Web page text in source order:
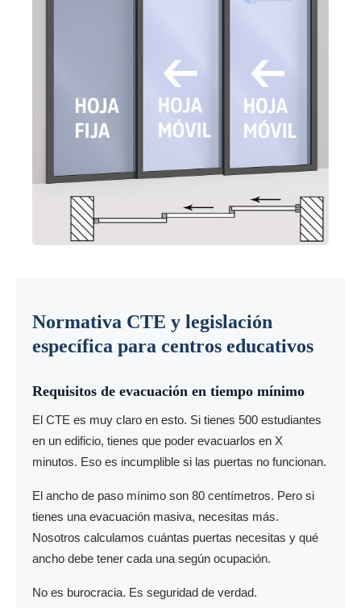
Normativa CTE y legislación
específica para centros educativos
Requisitos de evacuación en tiempo mínimo
El CTE es muy claro en esto. Si tienes 500 estudiantes
en un edificio, tienes que poder evacuarlos en X
minutos. Eso es incumplible si las puertas no funcionan.
El ancho de paso mínimo son 80 centímetros. Pero si
tienes una evacuación masiva, necesitas más.
Nosotros calculamos cuántas puertas necesitas y qué
ancho debe tener cada una según ocupación.
No es burocracia. Es seguridad de verdad.